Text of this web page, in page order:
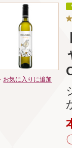
お気に入りに追加